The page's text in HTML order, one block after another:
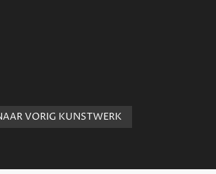
VORIG KUNSTWERK